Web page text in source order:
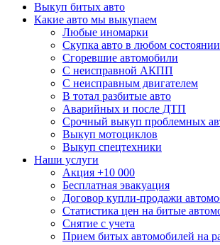
Выкуп битых авто
Какие авто мы выкупаем
Любые иномарки
Скупка авто в любом состоянии
Сгоревшие автомобили
С неисправной АКПП
С неисправным двигателем
В тотал разбитые авто
Аварийных и после ДТП
Срочный выкуп проблемных
Выкуп мотоциклов
Выкуп спецтехники
Наши услуги
Акция +10 000
Бесплатная эвакуация
Договор купли-продажи
Статистика цен на битые
Снятие с учета
Прием битых автомобилей на